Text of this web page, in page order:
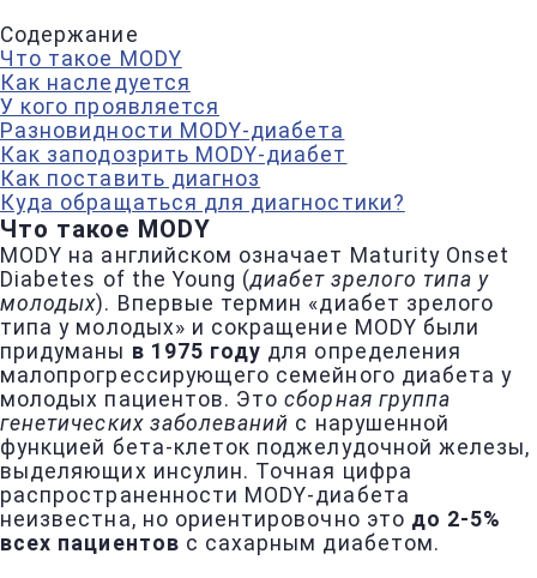
Содержание
Что такое MODY
Как наследуется
У кого проявляется
Разновидности MODY-диабета
Как заподозрить MODY-диабет
Как поставить диагноз
Куда обращаться для диагностики?
Что такое MODY
MODY на английском означает Maturity Onset
Diabetes of the Young (диабет зрелого типа у
молодых). Впервые термин «диабет зрелого
типа у молодых» и сокращение MODY были
придуманы в 1975 году для определения
малопрогрессирующего семейного диабета у
молодых пациентов. Этосборная группа
генетических заболеваний с нарушенной
функцией бета-клеток поджелудочной железы,
выделяющих инсулин. Точная цифра
распространенности MODY-диабета
неизвестна, но ориентировочно это до 2-5%
всех пациентов с сахарным диабетом.